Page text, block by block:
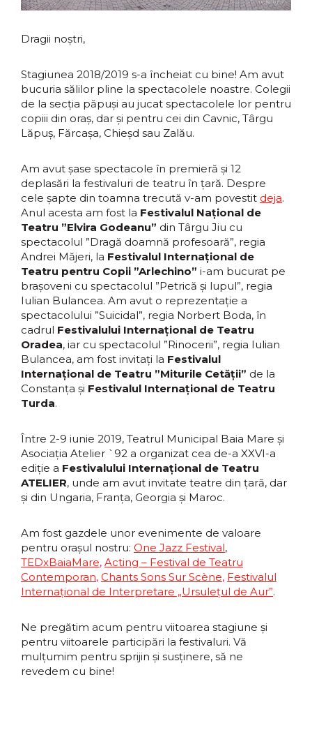
Dragii noștri,
Stagiunea 2018/2019 s-a încheiat cu bine! Am avut
bucuria sălilor pline la spectacolele noastre. Colegii
de la secția păpuși au jucat spectacolele lor pentru
copiii din oraș, dar și pentru cei din Cavnic, Târgu
Lăpuș, Fărcașa, Chieșd sau Zalău.
Am avut șase spectacole în premieră și 12
deplasări la festivaluri de teatru în țară. Despre
cele șapte din toamna trecută v-am povestit deja.
Anul acesta am fost la Festivalul Național de
Teatru ”Elvira Godeanu” din Târgu Jiu cu
spectacolul ”Dragă doamnă profesoară”, regia
Andrei Măjeri, la Festivalul Internațional de
Teatru pentru Copii ”Arlechino” i-am bucurat pe
brașoveni cu spectacolul ”Petrică și lupul”, regia
Iulian Bulancea. Am avut o reprezentație a
spectacolului ”Suicidal”, regia Norbert Boda, în
cadrul Festivalului Internațional de Teatru
Oradea, iar cu spectacolul ”Rinocerii”, regia Iulian
Bulancea, am fost invitați la Festivalul
Internațional de Teatru ”Miturile Cetății” de la
Constanța și Festivalul Internațional de Teatru
Turda.
Între 2-9 iunie 2019, Teatrul Municipal Baia Mare și
Asociația Atelier `92 a organizat cea de-a XXVI-a
ediție a Festivalului Internațional de Teatru
ATELIER, unde am avut invitate teatre din țară, dar
și din Ungaria, Franța, Georgia și Maroc.
Am fost gazdele unor evenimente de valoare
pentru orașul nostru: One Jazz Festival,
TEDxBaiaMare, Acting – Festival de Teatru
Contemporan, Chants Sons Sur Scène, Festivalul
Internațional de Interpretare „Ursulețul de Aur”.
Ne pregătim acum pentru viitoarea stagiune și
pentru viitoarele participări la festivaluri. Vă
mulțumim pentru sprijin și susținere, să ne
revedem cu bine!